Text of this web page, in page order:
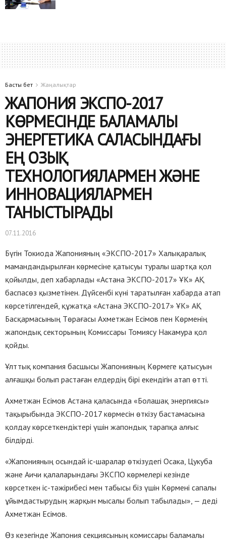
Басты бет Жаңалықтар
ЖАПОНИЯ ЭКСПО-2017
КӨРМЕСІНДЕ БАЛАМАЛЫ
ЭНЕРГЕТИКА САЛАСЫНДАҒЫ
ЕҢ ОЗЫҚ
ТЕХНОЛОГИЯЛАРМЕН ЖӘНЕ
ИННОВАЦИЯЛАРМЕН
ТАНЫСТЫРАДЫ
07.11.2016
Бүгін Токиода Жапонияның «ЭКСПО-2017» Халықаралық
мамандандырылған көрмесіне қатысуы туралы шартқа қол
қойылды, деп хабарлады «Астана ЭКСПО-2017» ҰК» АҚ
баспасөз қызметінен. Дүйсенбі күні таратылған хабарда атап
көрсетілгендей, құжатқа «Астана ЭКСПО-2017» ҰК» АҚ
Басқармасының Төрағасы Ахметжан Есімов пен Көрменің
жапондық секторының Комиссары Томиясу Накамура қол
қойды.
Ұлттық компания басшысы Жапонияның Көрмеге қатысуын
алғашқы болып растаған елдердің бірі екендігін атап өтті.
Ахметжан Есімов Астана қаласында «Болашақ энергиясы»
тақырыбында ЭКСПО-2017 көрмесін өткізу бастамасына
қолдау көрсеткендіктері үшін жапондық тарапқа алғыс
білдірді.
«Жапонияның осындай іс-шаралар өткізудегі Осака, Цукуба
және Аичи қалаларындағы ЭКСПО көрмелері кезінде
көрсеткен іс-тәжірибесі мен табысы біз үшін Көрмені сапалы
ұйымдастырудың жарқын мысалы болып табылады», — деді
Ахметжан Есімов.
Өз кезегінде Жапония секциясының комиссары баламалы